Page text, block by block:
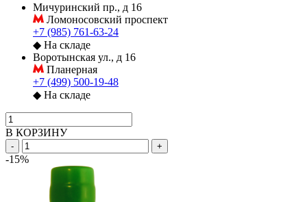
Мичуринский пр., д 16
Ломоносовский проспект
+7 (985) 761-63-24
◆ На складе
Воротынская ул., д 16
Планерная
+7 (499) 500-19-48
◆ На складе
В КОРЗИНУ
- +
-15%